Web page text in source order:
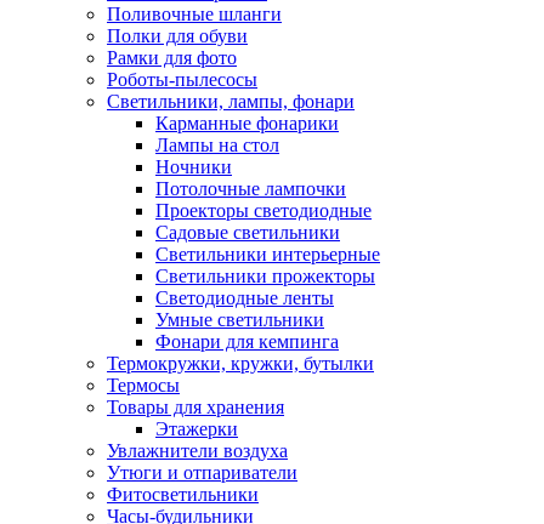
Поливочные шланги
Полки для обуви
Рамки для фото
Роботы-пылесосы
Светильники, лампы, фонари
Карманные фонарики
Лампы на стол
Ночники
Потолочные лампочки
Проекторы светодиодные
Садовые светильники
Светильники интерьерные
Светильники прожекторы
Светодиодные ленты
Умные светильники
Фонари для кемпинга
Термокружки, кружки, бутылки
Термосы
Товары для хранения
Этажерки
Увлажнители воздуха
Утюги и отпариватели
Фитосветильники
Часы-будильники